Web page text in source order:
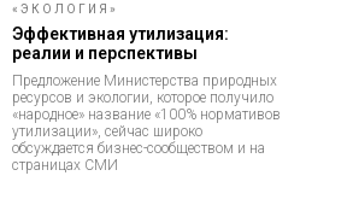
«ЭКОЛОГИЯ»
Эффективная утилизация:
реалии и перспективы
Предложение Министерства природных
ресурсов и экологии, которое получило
«народное» название «100% нормативов
утилизации», сейчас широко
обсуждается бизнес-сообществом и на
страницах СМИ